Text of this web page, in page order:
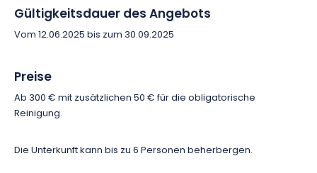
Nutzen Sie die Gelegenheit, ein Abenteuer am Wasser zu
dem Lac du Der und lassen Sie sich von der Magie dieses
Ortes tragen!
Gültigkeitsdauer des Angebots
Vom 12.06.2025 bis zum 30.09.2025
Preise
Ab 300 € mit zusätzlichen 50 € für die obligatorische
Reinigung.
Die Unterkunft kann bis zu 6 Personen beherbergen.